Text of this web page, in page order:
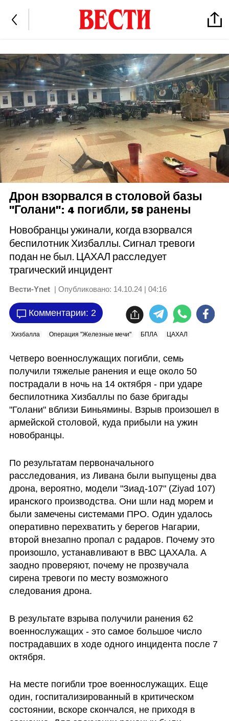
Дрон взорвался в столовой базы
"Голани": 4 погибли, 58 ранены
Новобранцы ужинали, когда взорвался
беспилотник Хизбаллы. Сигнал тревоги
подан не был. ЦАХАЛ расследует
трагический инцидент
Вести-Ynet | Опубликовано: 14.10.24 | 04:16
Комментарии: 2
Хизбалла Операция "Железные мечи" БПЛА ЦАХАЛ
Четверо военнослужащих погибли, семь
получили тяжелые ранения и еще около 50
пострадали в ночь на 14 октября - при ударе
беспилотника Хизбаллы по базе бригады
"Голани" вблизи Биньямины. Взрыв произошел в
армейской столовой, куда прибыли на ужин
новобранцы.
По результатам первоначального
расследования, из Ливана были выпущены два
дрона, вероятно, модели "Зиад-107" (Ziyad 107)
иранского производства. Они шли над морем и
были замечены системами ПРО. Один удалось
оперативно перехватить у берегов Нагарии,
второй внезапно пропал с радаров. Почему это
произошло, устанавливают в ВВС ЦАХАЛа. А
заодно проверяют, почему не прозвучала
сирена тревоги по месту возможного
следования дрона.
В результате взрыва получили ранения 62
военнослужащих - это самое большое число
пострадавших в ходе одного инцидента после 7
октября.
На месте погибли трое военнослужащих. Еще
один, госпитализированный в критическом
состоянии, вскоре скончался, не приходя в